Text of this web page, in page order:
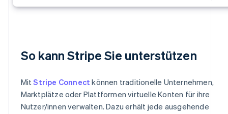
So kann Stripe Sie unterstützen
MitStripe Connect können traditionelle Unternehmen,
Marktplätze oder Plattformen virtuelle Konten für ihre
Nutzer/innen verwalten. Dazu erhält jede ausgehende